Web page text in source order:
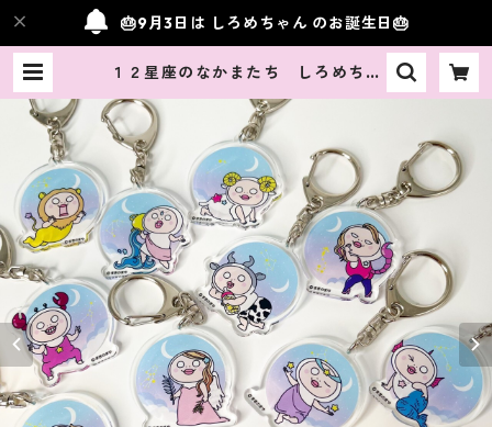
🎂9月3日は しろめちゃん のお誕生日🎂
１２星座のなかまたち しろめちゃ
a